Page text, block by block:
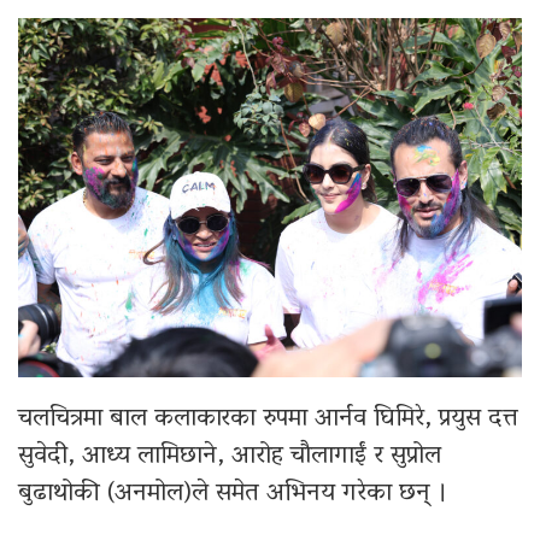
चलचित्रमा बाल कलाकारका रुपमा आर्नव घिमिरे, प्रयुस दत्त
सुवेदी, आध्य लामिछाने, आरोह चौलागाईं र सुप्रोल
बुढाथोकी (अनमोल)ले समेत अभिनय गरेका छन् ।